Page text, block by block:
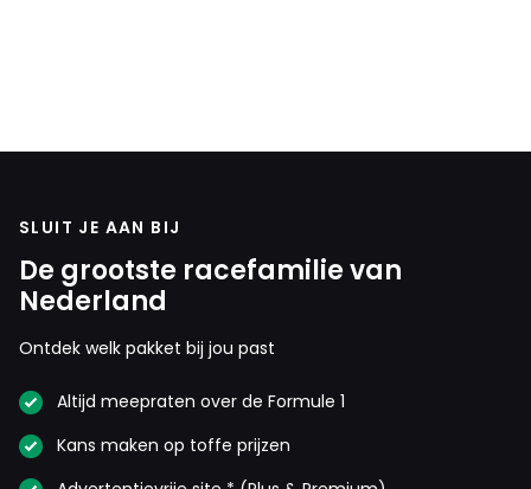
SLUIT JE AAN BIJ
De grootste racefamilie van
Nederland
Ontdek welk pakket bij jou past
Altijd meepraten over de Formule 1
Kans maken op toffe prijzen